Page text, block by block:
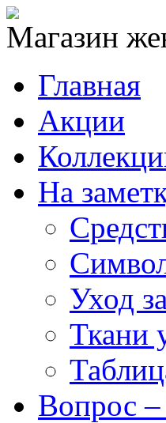
Магазин
Главная
Акции
На
Уход
Ткани
Вопрос –